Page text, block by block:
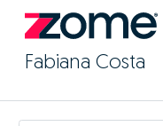
Fabiana Costa